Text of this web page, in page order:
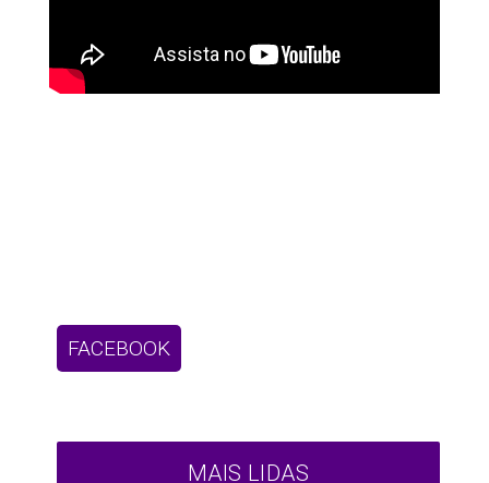
FACEBOOK
MAIS LIDAS